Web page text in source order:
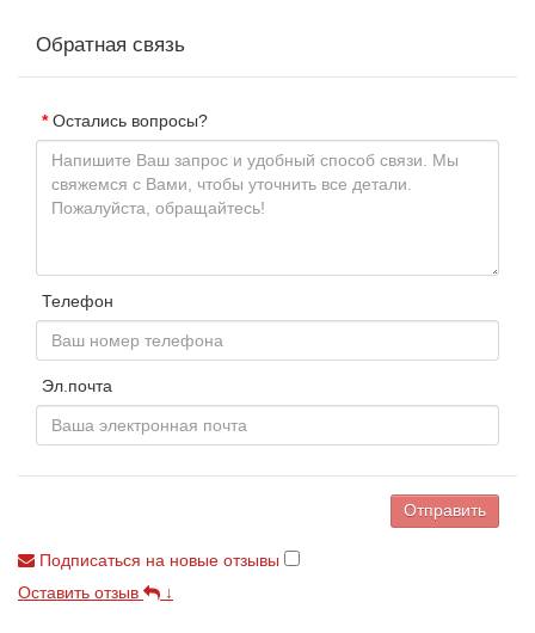
Обратная связь
Остались вопросы?
Телефон
Эл.почта
Отправить
Подписаться на новые отзывы
Оставить отзыв
↓